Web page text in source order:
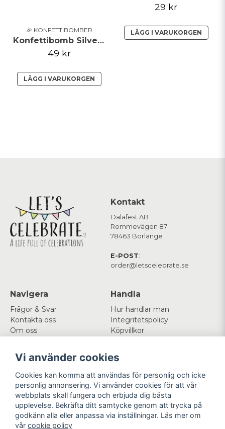
🎉 KONFETTIBOMBER
Konfettibomb Silver Stjärnor 40cm
49 kr
LÄGG I VARUKORGEN
29 kr
LÄGG I VARUKORGEN
Kontakt
Dalafest AB
Rommevägen 87
78463 Borlänge
E-POST:
order@letscelebrate.se
Navigera
Frågor & Svar
Kontakta oss
Om oss
Handla
Hur handlar man
Integritetspolicy
Köpvillkor
Mitt konto
Logga in
Registrera dig
Glömt lösenord?
Följ oss
Facebook
Instagram
Betala enkelt Vi levererar med
Vi använder cookies
Cookies kan komma att användas för personlig och icke
personlig annonsering. Vi använder cookies för att vår
webbplats skall fungera och erbjuda dig bästa
upplevelse. Bekräfta ditt samtycke genom att trycka på
godkänn alla eller anpassa via inställningar. Läs mer om
vår cookie policy